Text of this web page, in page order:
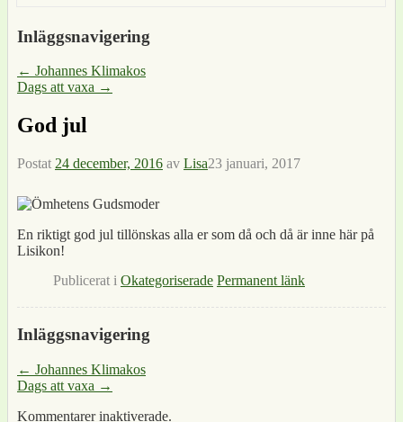
Inläggsnavigering
← Johannes Klimakos
Dags att vaxa →
God jul
Postat 24 december, 2016 av Lisa23 januari, 2017
En riktigt god jul tillönskas alla er som då och då är inne här på
Lisikon!
Publicerat i Okategoriserade Permanent länk
Inläggsnavigering
← Johannes Klimakos
Dags att vaxa →
Kommentarer inaktiverade.